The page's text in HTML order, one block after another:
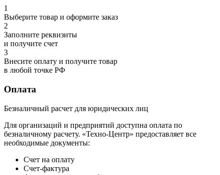
1
Выберите товар и оформите заказ
2
Заполните реквизиты
и получите счет
3
Внесите оплату и получите товар
в любой точке РФ
Оплата
Безналичный расчет для юридических лиц
Для организаций и предприятий доступна оплата по
безналичному расчету. «Техно-Центр» предоставляет все
необходимые документы:
Счет на оплату
Счет-фактура